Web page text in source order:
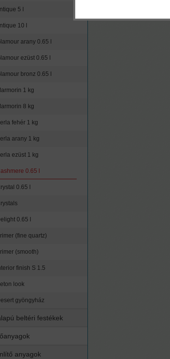
5 l
10 l
arany 0.65 l
ezüst 0.65 l
bronz 0.65 l
1 kg
8 kg
fehér 1 kg
arany 1 kg
ezüst 1 kg
0.65 l
0.65 l
0.65 l
(fine quartz)
(smooth)
finish S 1.5
look
gyöngyház
beltéri festékek
anyagok